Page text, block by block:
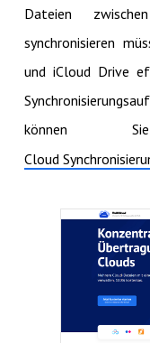
Dateien
synchronisieren
und iCloud Drive
können
Cloud